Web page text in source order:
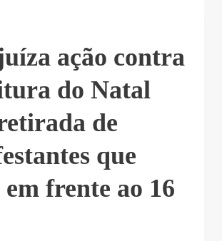
ação contra
do Natal
de
que
frente ao 16